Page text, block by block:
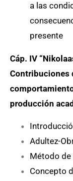
a las
presente
Cáp. IV
Contribuciones
producción
Adultez-
Método de
Concepto